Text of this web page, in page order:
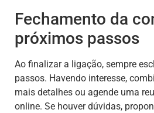
Fechamento da
próximos passos
Ao finalizar a ligação, sempre
passos. Havendo interesse,
mais detalhes ou agende uma
online. Se houver dúvidas,